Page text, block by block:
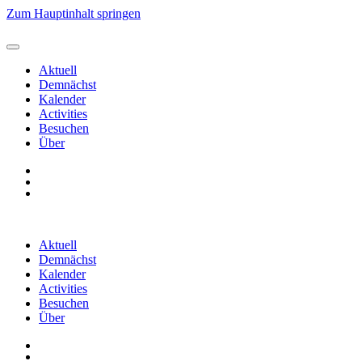
Zum Hauptinhalt springen
Aktuell
Demnächst
Kalender
Activities
Besuchen
Über
Aktuell
Demnächst
Kalender
Activities
Besuchen
Über